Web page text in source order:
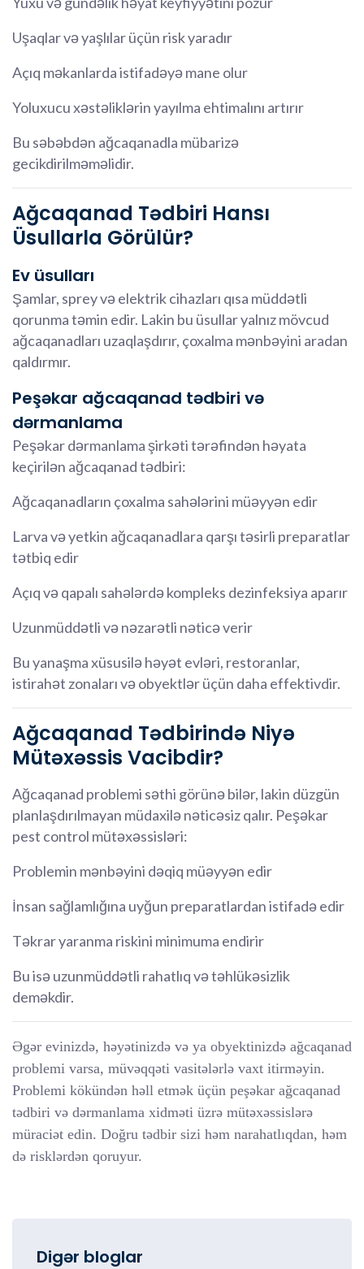
Uşaqlar və yaşlılar üçün risk yaradır
Açıq məkanlarda istifadəyə mane olur
Yoluxucu xəstəliklərin yayılma ehtimalını artırır
Bu səbəbdən ağcaqanadla mübarizə
gecikdirilməməlidir.
Ağcaqanad Tədbiri Hansı
Üsullarla Görülür?
Ev üsulları
Şamlar, sprey və elektrik cihazları qısa müddətli
qorunma təmin edir. Lakin bu üsullar yalnız mövcud
ağcaqanadları uzaqlaşdırır, çoxalma mənbəyini aradan
qaldırmır.
Peşəkar ağcaqanad tədbiri və
dərmanlama
Peşəkar dərmanlama şirkəti tərəfindən həyata
keçirilən ağcaqanad tədbiri:
Ağcaqanadların çoxalma sahələrini müəyyən edir
Larva və yetkin ağcaqanadlara qarşı təsirli preparatlar
tətbiq edir
Açıq və qapalı sahələrdə kompleks dezinfeksiya aparır
Uzunmüddətli və nəzarətli nəticə verir
Bu yanaşma xüsusilə həyət evləri, restoranlar,
istirahət zonaları və obyektlər üçün daha effektivdir.
Ağcaqanad Tədbirində Niyə
Mütəxəssis Vacibdir?
Ağcaqanad problemi səthi görünə bilər, lakin düzgün
planlaşdırılmayan müdaxilə nəticəsiz qalır. Peşəkar
pest control mütəxəssisləri:
Problemin mənbəyini dəqiq müəyyən edir
İnsan sağlamlığına uyğun preparatlardan istifadə edir
Təkrar yaranma riskini minimuma endirir
Bu isə uzunmüddətli rahatlıq və təhlükəsizlik
deməkdir.
Əgər evinizdə, həyətinizdə və ya obyektinizdə ağcaqanad
problemi varsa, müvəqqəti vasitələrlə vaxt itirməyin.
Problemi kökündən həll etmək üçün peşəkar ağcaqanad
tədbiri və dərmanlama xidməti üzrə mütəxəssislərə
müraciət edin. Doğru tədbir sizi həm narahatlıqdan, həm
də risklərdən qoruyur.
Digər bloglar